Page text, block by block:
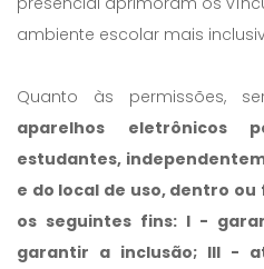
ambiente escolar mais
Quanto às permissões,
aparelhos eletrônicos
estudantes,
e do local de uso, dentro
os seguintes fins: I -
garantir a inclusão; III -